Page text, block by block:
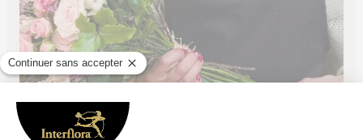
A la Fee Violette